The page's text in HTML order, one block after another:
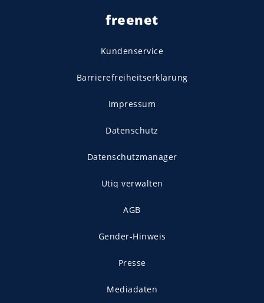
freenet
Kundenservice
Barrierefreiheitserklärung
Impressum
Datenschutz
Datenschutzmanager
Utiq verwalten
AGB
Gender-Hinweis
Presse
Mediadaten